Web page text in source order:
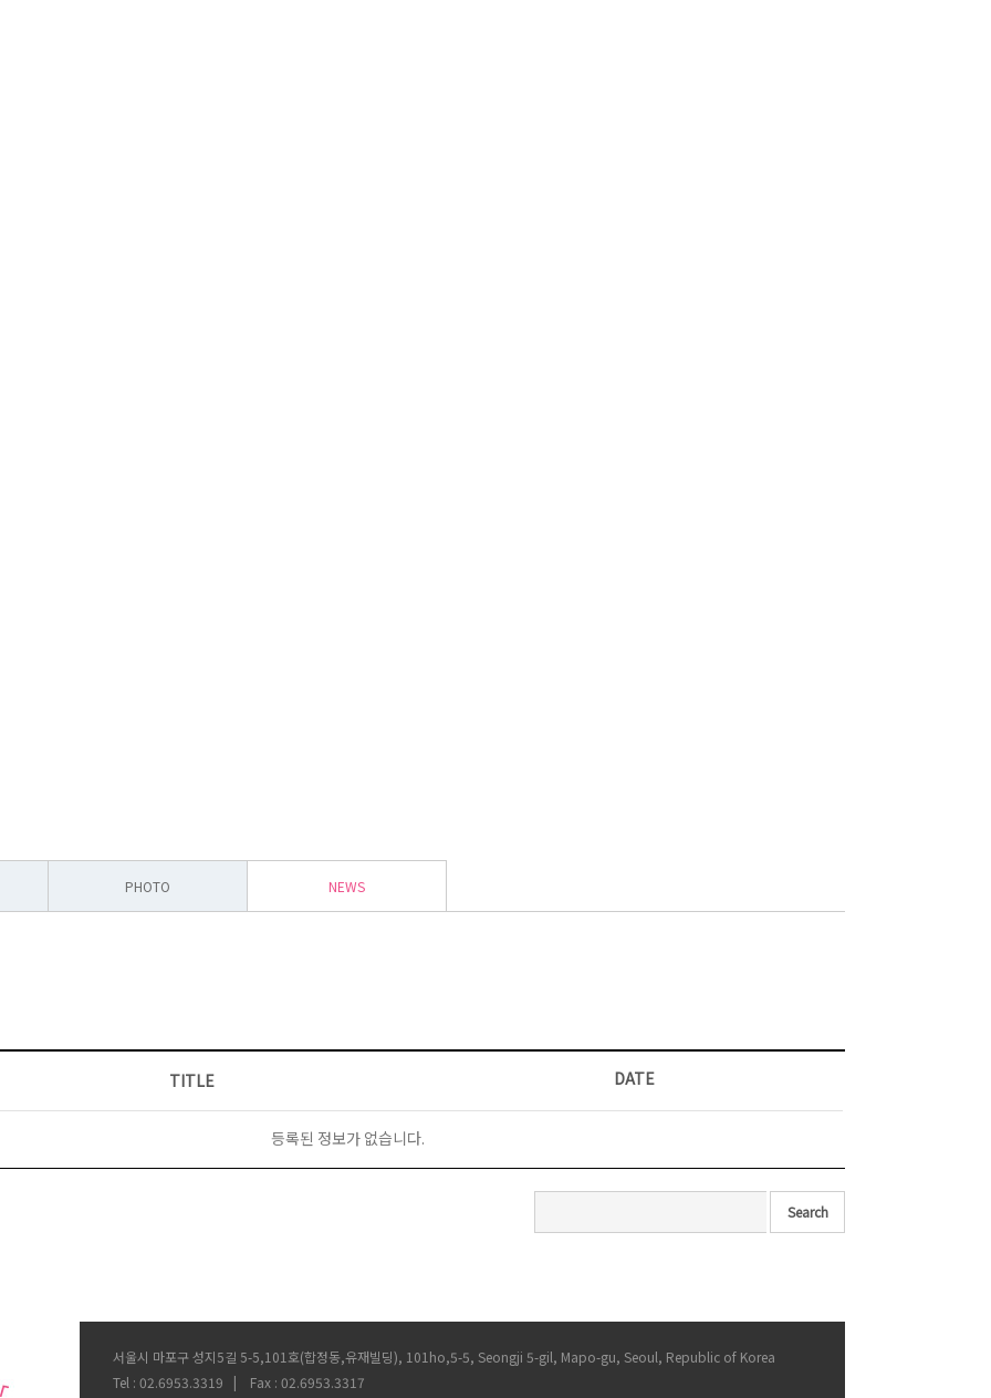
PHOTO NEWS
TITLE DATE
등록된 정보가 없습니다.
Search
서울시 마포구 성지5길 5-5,101호(합정동,유재빌딩), 101ho,5-5, Seongji 5-gil, Mapo-gu, Seoul, Republic of Korea
Tel : 02.6953.3319 | Fax : 02.6953.3317